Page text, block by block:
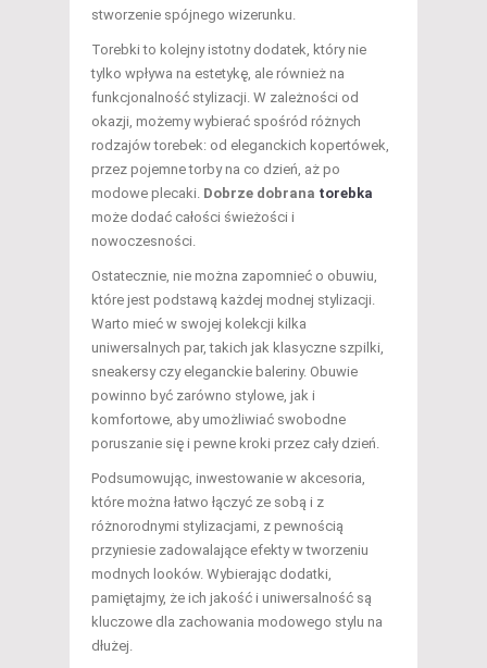
stworzenie spójnego wizerunku.
Torebki to kolejny istotny dodatek, który nie
tylko wpływa na estetykę, ale również na
funkcjonalność stylizacji. W zależności od
okazji, możemy wybierać spośród różnych
rodzajów torebek: od eleganckich kopertówek,
przez pojemne torby na co dzień, aż po
modowe plecaki. Dobrze dobrana torebka
może dodać całości świeżości i
nowoczesności.
Ostatecznie, nie można zapomnieć o obuwiu,
które jest podstawą każdej modnej stylizacji.
Warto mieć w swojej kolekcji kilka
uniwersalnych par, takich jak klasyczne szpilki,
sneakersy czy eleganckie baleriny. Obuwie
powinno być zarówno stylowe, jak i
komfortowe, aby umożliwiać swobodne
poruszanie się i pewne kroki przez cały dzień.
Podsumowując, inwestowanie w akcesoria,
które można łatwo łączyć ze sobą i z
różnorodnymi stylizacjami, z pewnością
przyniesie zadowalające efekty w tworzeniu
modnych looków. Wybierając dodatki,
pamiętajmy, że ich jakość i uniwersalność są
kluczowe dla zachowania modowego stylu na
dłużej.